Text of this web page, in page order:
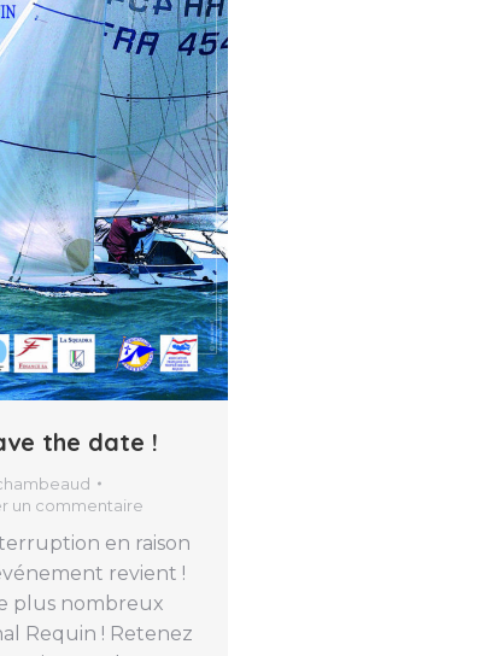
the date !
un commentaire
en raison
revient !
plus nombreux
Requin ! Retenez